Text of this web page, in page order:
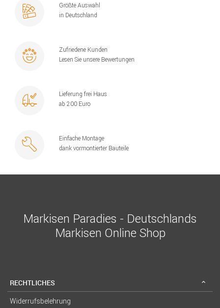
Größte Auswahl
in Deutschland
Zufriedene Kunden
Lesen Sie unsere Bewertungen
Lieferung frei Haus
ab 200 Euro
Einfache Montage
dank vormontierter Bauteile
Markisen Paradies - Deutschlands
Markisen Online Shop
RECHTLICHES
Widerrufsbelehrung